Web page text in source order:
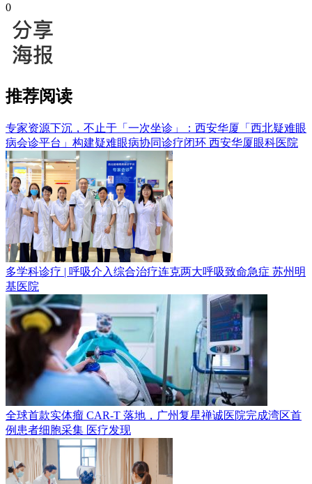
0
推荐阅读
专家资源下沉，不止于「一次坐诊」：西安华厦「西北疑难眼
病会诊平台」构建疑难眼病协同诊疗闭环 西安华厦眼科医院
多学科诊疗 | 呼吸介入综合治疗连克两大呼吸致命急症 苏州明
基医院
全球首款实体瘤 CAR-T 落地，广州复星禅诚医院完成湾区首
例患者细胞采集 医疗发现